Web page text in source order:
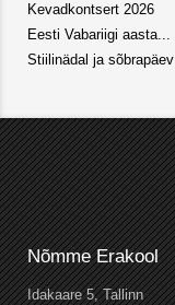
Kevadkontsert 2026
Eesti Vabariigi aasta...
Stiilinädal ja sõbrapäev
Nõmme Erakool
Idakaare 5, Tallinn